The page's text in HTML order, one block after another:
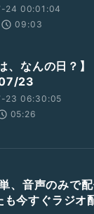
24 00:01:04
09:03
、なんの日？】
23
23 06:30:05
05:26
、音声のみで配
も今すぐラジオ